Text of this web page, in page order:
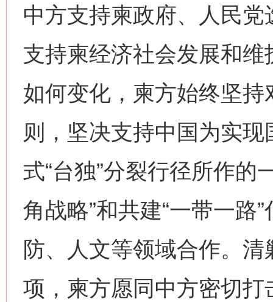
中方支持柬政府、人民
支持柬经济社会发展和
如何变化，柬方始终坚
则，坚决支持中国为实
式“台独”分裂行径所作的
角战略”和共建“一带一路
防、人文等领域合作。
项，柬方愿同中方密切